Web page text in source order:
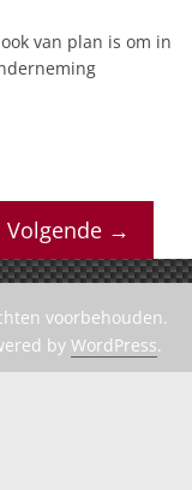
van plan is om in
Volgende →
voorbehouden.
by WordPress.